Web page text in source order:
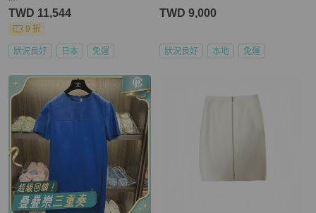
TWD 11,544
9 折
狀況良好 日本 免運
TWD 9,000
狀況良好 本地 免運